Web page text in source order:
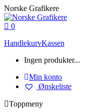
Skip
to
content
Norske Grafikere
0
HandlekurvKassen
Ingen produkter...
Min konto
Ønskeliste
Toppmeny